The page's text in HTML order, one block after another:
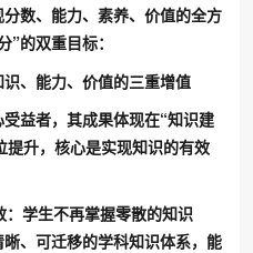
数、能力、素养、价值的全方
的双重目标：
识、能力、价值的三重增值
益者，其成果体现在“知识建
升，核心是实现知识的有效
学生不再掌握零散的知识
、可迁移的学科知识体系，能